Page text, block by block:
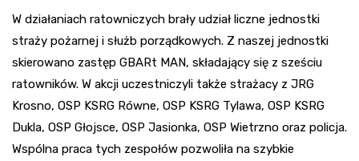
W działaniach ratowniczych brały udział liczne jednostki
straży pożarnej i służb porządkowych. Z naszej jednostki
skierowano zastęp GBARt MAN, składający się z sześciu
ratowników. W akcji uczestniczyli także strażacy z JRG
Krosno, OSP KSRG Równe, OSP KSRG Tylawa, OSP KSRG
Dukla, OSP Głojsce, OSP Jasionka, OSP Wietrzno oraz policja.
Wspólna praca tych zespołów pozwoliła na szybkie